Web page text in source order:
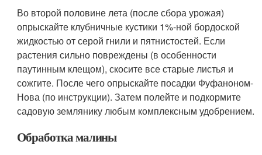
Во второй половине лета (после сбора урожая)
опрыскайте клубничные кустики 1%-ной бордоской
жидкостью от серой гнили и пятнистостей. Если
растения сильно повреждены (в особенности
паутинным клещом), скосите все старые листья и
сожгите. После чего опрыскайте посадки Фуфаноном-
Нова (по инструкции). Затем полейте и подкормите
садовую землянику любым комплексным удобрением.
Обработка малины